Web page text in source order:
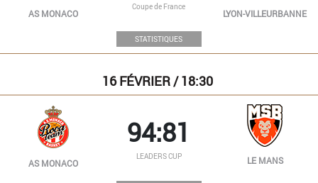
AS MONACO
Coupe de France
LYON-VILLEURBANNE
STATISTIQUES
16FÉVRIER / 18:30
AS MONACO
94:81
LEADERS CUP LE MANS